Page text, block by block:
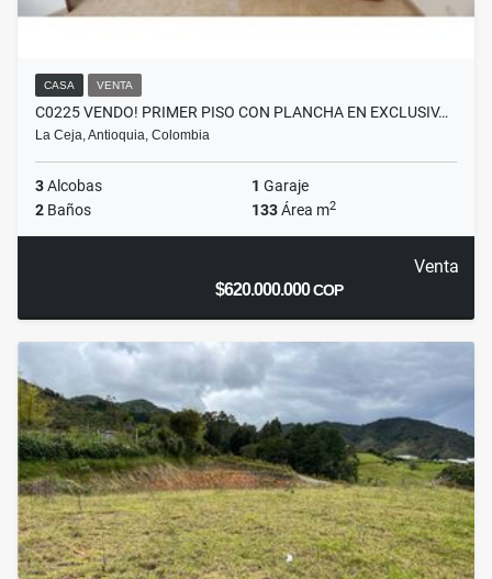
CASA VENTA
C0225 VENDO! PRIMER PISO CON PLANCHA EN EXCLUSIV…
La Ceja, Antioquia, Colombia
3Alcobas 1 Garaje
2 Baños 133Área m2
Venta
$620.000.000COP